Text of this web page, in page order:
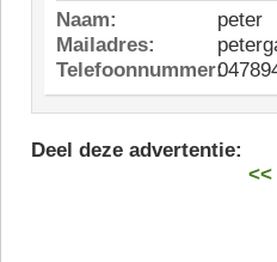
Naam:
peter
Mailadres:
Telefoonnummer:
Deel deze advertentie: